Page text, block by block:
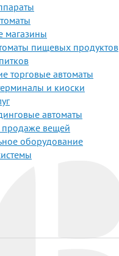
магазины
пищевых продуктов
торговые автоматы
и киоски
автоматы
продаже вещей
оборудование